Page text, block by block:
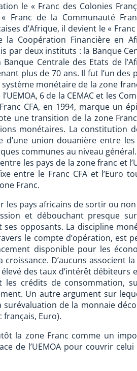
le « Franc des Colonies
Franc de la Communauté
d’Afrique, il devient le «
la Coopération Financière en
par deux instituts : la Banque
Banque Centrale des Etats de
plus de 70 ans. Il fut l’un des
monétaire de la zone
6 de la CEMAC et les
CFA, en 1994, marque un
une transition de la zone
monétaires. La constitution
union douanière entre les
communes au niveau général.
les pays de la zone franc et
entre le Franc CFA et l’Euro
Franc.
les pays africains de sortir ou non
et débouchant presque
opposants. La discipline
le compte d’opération, est
disponible pour les
D’aucuns associent
des taux d’intérêt débiteurs
les crédits de consommation,
Un autre argument sur
de la monnaie
français, Euro).
la zone Franc comme un
de l’UEMOA pour couvrir celui